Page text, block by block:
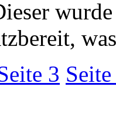
3